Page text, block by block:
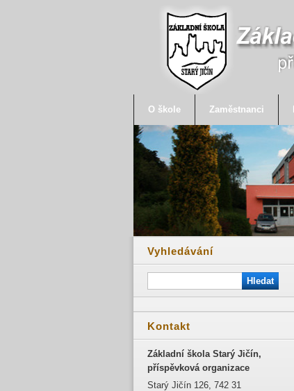
Vyhledávání
Kontakt
Základní škola Starý Jičín,
příspěvková organizace
Starý Jičín 126, 742 31
O škole Zaměstnanci